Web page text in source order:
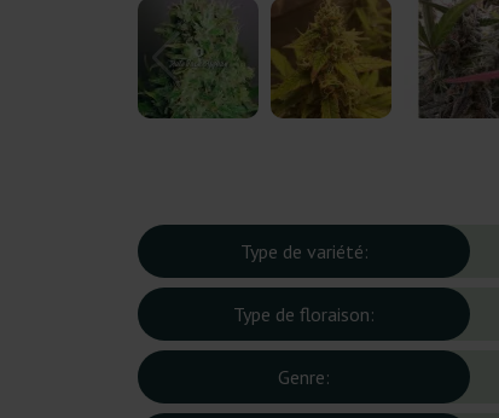
Type de variété:
Type de floraison:
Genre: